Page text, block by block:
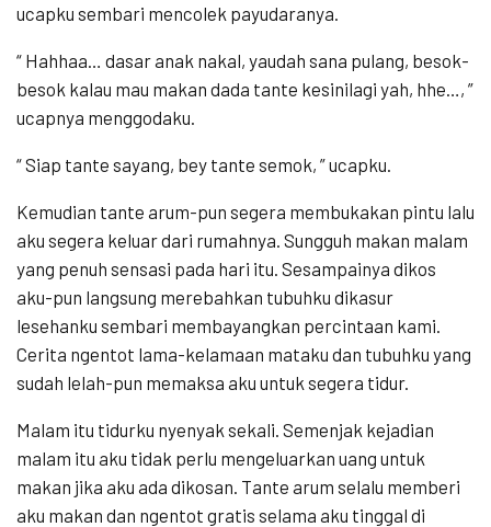
ucapku sembari mencolek payudaranya.
“ Hahhaa… dasar anak nakal, yaudah sana pulang, besok-
besok kalau mau makan dada tante kesinilagi yah, hhe…, ”
ucapnya menggodaku.
“ Siap tante sayang, bey tante semok, ” ucapku.
Kemudian tante arum-pun segera membukakan pintu lalu
aku segera keluar dari rumahnya. Sungguh makan malam
yang penuh sensasi pada hari itu. Sesampainya dikos
aku-pun langsung merebahkan tubuhku dikasur
lesehanku sembari membayangkan percintaan kami.
Cerita ngentot lama-kelamaan mataku dan tubuhku yang
sudah lelah-pun memaksa aku untuk segera tidur.
Malam itu tidurku nyenyak sekali. Semenjak kejadian
malam itu aku tidak perlu mengeluarkan uang untuk
makan jika aku ada dikosan. Tante arum selalu memberi
aku makan dan ngentot gratis selama aku tinggal di